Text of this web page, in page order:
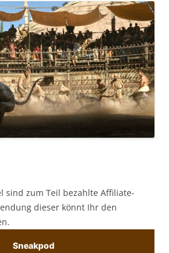
sind zum Teil bezahlte Affiliate-
dieser könnt Ihr den